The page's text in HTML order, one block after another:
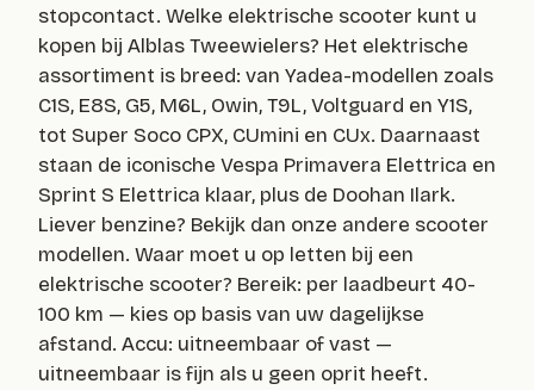
stopcontact. Welke elektrische scooter kunt u
kopen bij Alblas Tweewielers? Het elektrische
assortiment is breed: van Yadea-modellen zoals
C1S, E8S, G5, M6L, Owin, T9L, Voltguard en Y1S,
tot Super Soco CPX, CUmini en CUx. Daarnaast
staan de iconische Vespa Primavera Elettrica en
Sprint S Elettrica klaar, plus de Doohan Ilark.
Liever benzine? Bekijk dan onze andere scooter
modellen. Waar moet u op letten bij een
elektrische scooter? Bereik: per laadbeurt 40-
100 km — kies op basis van uw dagelijkse
afstand. Accu: uitneembaar of vast —
uitneembaar is fijn als u geen oprit heeft.